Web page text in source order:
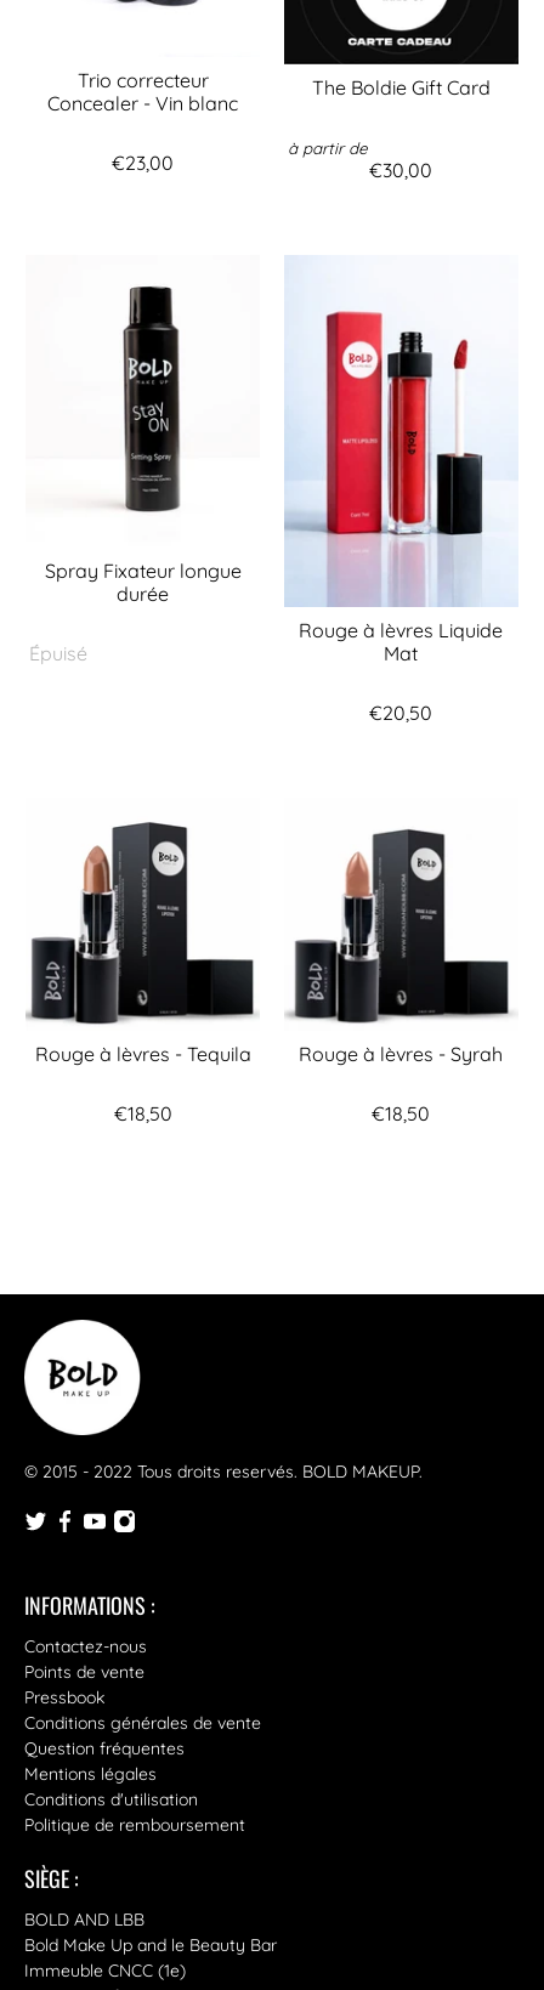
Trio correcteur
Concealer - Vin blanc
€23,00
The Boldie Gift Card
à partir de
€30,00
Spray Fixateur longue
durée
Épuisé
Rouge à lèvres Liquide
Mat
€20,50
Rouge à lèvres - Tequila
€18,50
Rouge à lèvres - Syrah
€18,50
© 2015 - 2022 Tous droits reservés. BOLD MAKEUP.
INFORMATIONS :
Contactez-nous
Points de vente
Pressbook
Conditions générales de vente
Question fréquentes
Mentions légales
Conditions d'utilisation
Politique de remboursement
SIÈGE :
BOLD AND LBB
Bold Make Up and le Beauty Bar
Immeuble CNCC (1e)